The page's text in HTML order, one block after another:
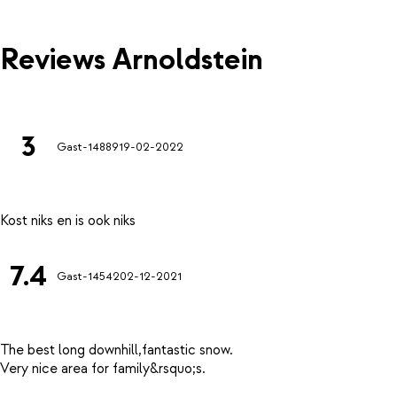
Reviews Arnoldstein
3 Gast-1488919-02-2022
7.4 Gast-1454202-12-2021
The best long downhill,fantastic snow.